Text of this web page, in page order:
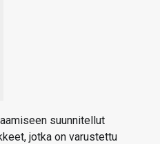
suunnitellut
jotka on varustettu